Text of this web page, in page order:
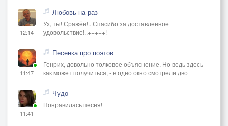
12:14
Любовь на раз
Ух, ты! Сражён!.. Спасибо за доставленное
удовольствие!..+++++!
11:47
Песенка про поэтов
Генрих, довольно толковое объяснение. Но ведь здесь
как может получиться, - в одно окно смотрели дво
11:41
Чудо
Понравилась песня!